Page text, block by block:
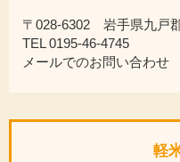
〒028-6302 岩手県九戸
TEL 0195-46-4745
メールでのお問い合わせ
軽